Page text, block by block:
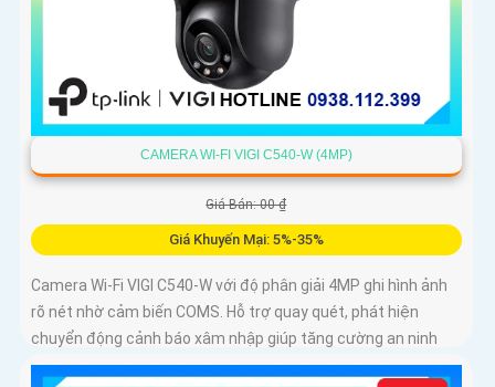
CAMERA WI-FI VIGI C540-W (4MP)
Giá Bán: 00 ₫
Giá Khuyến Mại: 5%-35%
Camera Wi-Fi VIGI C540-W với độ phân giải 4MP ghi hình ảnh
rõ nét nhờ cảm biến COMS. Hỗ trợ quay quét, phát hiện
chuyển động cảnh báo xâm nhập giúp tăng cường an ninh